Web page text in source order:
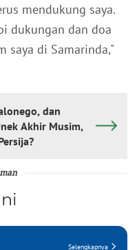
mendukung saya.
dukungan dan doa
saya di Samarinda,"
dan
Akhir Musim,